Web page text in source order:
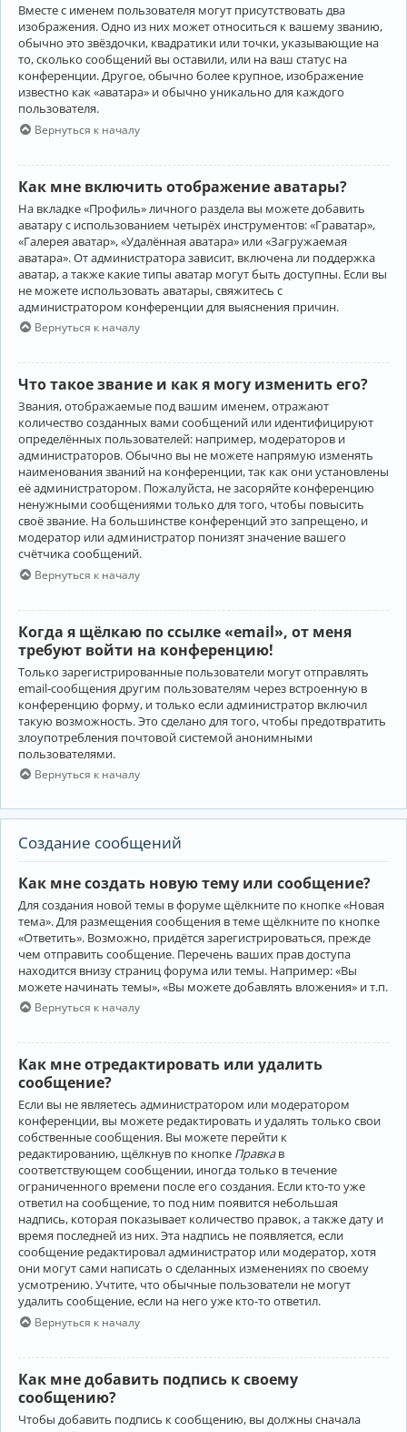
Вместе с именем пользователя могут присутствовать два
изображения. Одно из них может относиться к вашему званию,
обычно это звёздочки, квадратики или точки, указывающие на
то, сколько сообщений вы оставили, или на ваш статус на
конференции. Другое, обычно более крупное, изображение
известно как «аватара» и обычно уникально для каждого
пользователя.
Вернуться к началу
Как мне включить отображение аватары?
На вкладке «Профиль» личного раздела вы можете добавить
аватару с использованием четырёх инструментов: «Граватар»,
«Галерея аватар», «Удалённая аватара» или «Загружаемая
аватара». От администратора зависит, включена ли поддержка
аватар, а также какие типы аватар могут быть доступны. Если вы
не можете использовать аватары, свяжитесь с
администратором конференции для выяснения причин.
Вернуться к началу
Что такое звание и как я могу изменить его?
Звания, отображаемые под вашим именем, отражают
количество созданных вами сообщений или идентифицируют
определённых пользователей: например, модераторов и
администраторов. Обычно вы не можете напрямую изменять
наименования званий на конференции, так как они установлены
её администратором. Пожалуйста, не засоряйте конференцию
ненужными сообщениями только для того, чтобы повысить
своё звание. На большинстве конференций это запрещено, и
модератор или администратор понизят значение вашего
счётчика сообщений.
Вернуться к началу
Когда я щёлкаю по ссылке «email», от меня
требуют войти на конференцию!
Только зарегистрированные пользователи могут отправлять
email-сообщения другим пользователям через встроенную в
конференцию форму, и только если администратор включил
такую возможность. Это сделано для того, чтобы предотвратить
злоупотребления почтовой системой анонимными
пользователями.
Вернуться к началу
Создание сообщений
Как мне создать новую тему или сообщение?
Для создания новой темы в форуме щёлкните по кнопке «Новая
тема». Для размещения сообщения в теме щёлкните по кнопке
«Ответить». Возможно, придётся зарегистрироваться, прежде
чем отправить сообщение. Перечень ваших прав доступа
находится внизу страниц форума или темы. Например: «Вы
можете начинать темы», «Вы можете добавлять вложения» и т.п.
Вернуться к началу
Как мне отредактировать или удалить
сообщение?
Если вы не являетесь администратором или модератором
конференции, вы можете редактировать и удалять только свои
собственные сообщения. Вы можете перейти к
редактированию, щёлкнув по кнопке Правкав
соответствующем сообщении, иногда только в течение
ограниченного времени после его создания. Если кто-то уже
ответил на сообщение, то под ним появится небольшая
надпись, которая показывает количество правок, а также дату и
время последней из них. Эта надпись не появляется, если
сообщение редактировал администратор или модератор, хотя
они могут сами написать о сделанных изменениях по своему
усмотрению. Учтите, что обычные пользователи не могут
удалить сообщение, если на него уже кто-то ответил.
Вернуться к началу
Как мне добавить подпись к своему
сообщению?
Чтобы добавить подпись к сообщению, вы должны сначала